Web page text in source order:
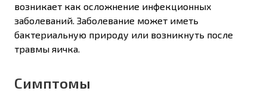
возникает как осложнение инфекционных
заболеваний. Заболевание может иметь
бактериальную природу или возникнуть после
травмы яичка.
Симптомы